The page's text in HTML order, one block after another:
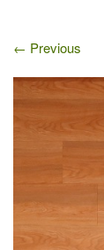
← Previous